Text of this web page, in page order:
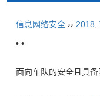
信息网络安全 ›› 2018
• •
面向车队的安全且具